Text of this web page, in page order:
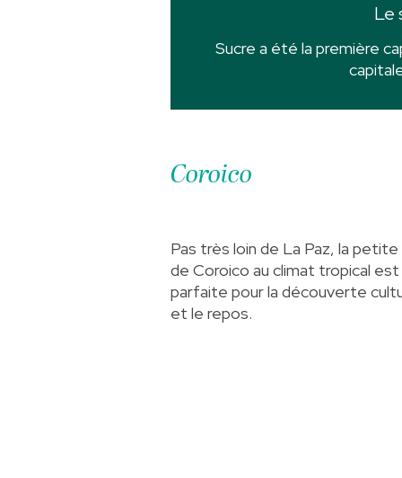
Le
Sucre a été la première
Coroico
Pas très loin de La Paz, la petite
de Coroico au climat tropical est
parfaite pour la découverte
et le repos.